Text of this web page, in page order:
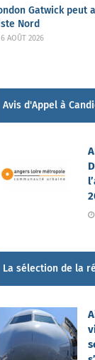
Gatwick peut
Nord
AOÛT 2026
Avis d'Appel à
La sélection de la